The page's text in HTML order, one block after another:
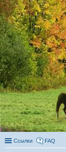
Ссылки FAQ